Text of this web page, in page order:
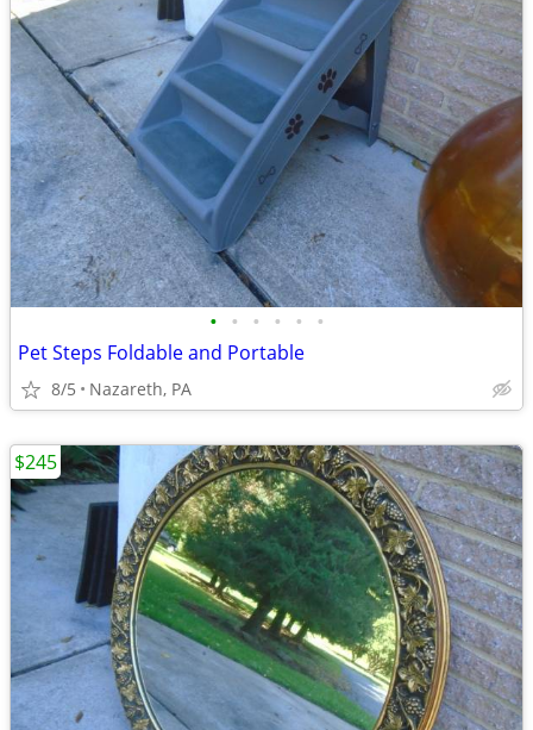
• • • • • •
Pet Steps Foldable and Portable
8/5 Nazareth, PA
$245